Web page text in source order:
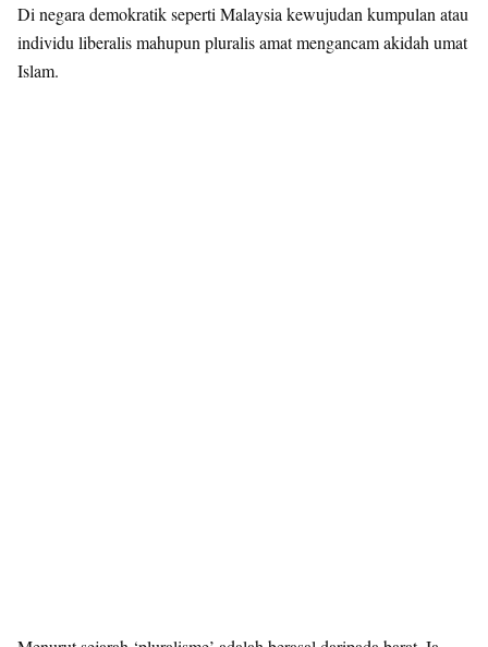
Di negara demokratik seperti Malaysia kewujudan kumpulan atau
individu liberalis mahupun pluralis amat mengancam akidah umat
Islam.